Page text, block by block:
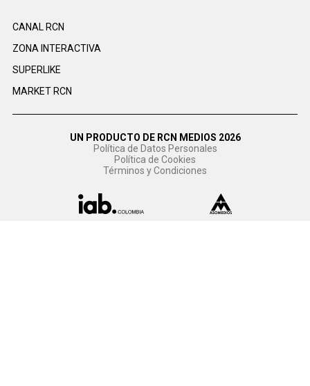
CANAL RCN
ZONA INTERACTIVA
SUPERLIKE
MARKET RCN
UN PRODUCTO DE RCN MEDIOS 2026
Política de Datos Personales
Política de Cookies
Términos y Condiciones